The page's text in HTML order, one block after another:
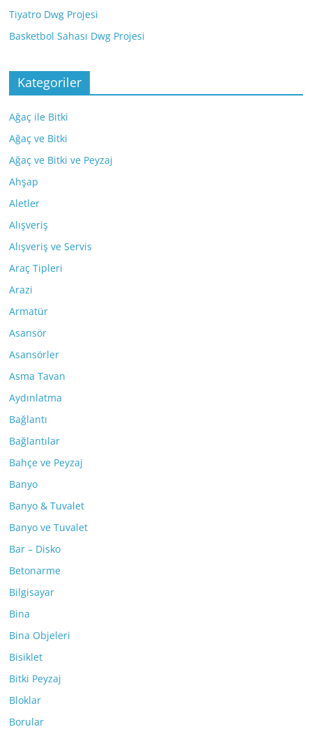
Tiyatro Dwg Projesi
Basketbol Sahası Dwg Projesi
Kategoriler
Ağaç ile Bitki
Ağaç ve Bitki
Ağaç ve Bitki ve Peyzaj
Ahşap
Aletler
Alışveriş
Alışveriş ve Servis
Araç Tipleri
Arazi
Armatür
Asansör
Asansörler
Asma Tavan
Aydınlatma
Bağlantı
Bağlantılar
Bahçe ve Peyzaj
Banyo
Banyo & Tuvalet
Banyo ve Tuvalet
Bar – Disko
Betonarme
Bilgisayar
Bina
Bina Objeleri
Bisiklet
Bitki Peyzaj
Bloklar
Borular